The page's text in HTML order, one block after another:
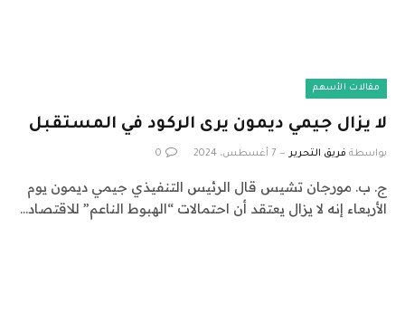
مقالات الأسهم
لا يزال جيمي ديمون يرى الركود في المستقبل
بواسطة فريق التحرير 7 أغسطس، 2024 0
ج. ب. مورجان تشيس قال الرئيس التنفيذي جيمي ديمون يوم
الأربعاء إنه لا يزال يعتقد أن احتمالات “الهبوط الناعم” للاقتصاد…